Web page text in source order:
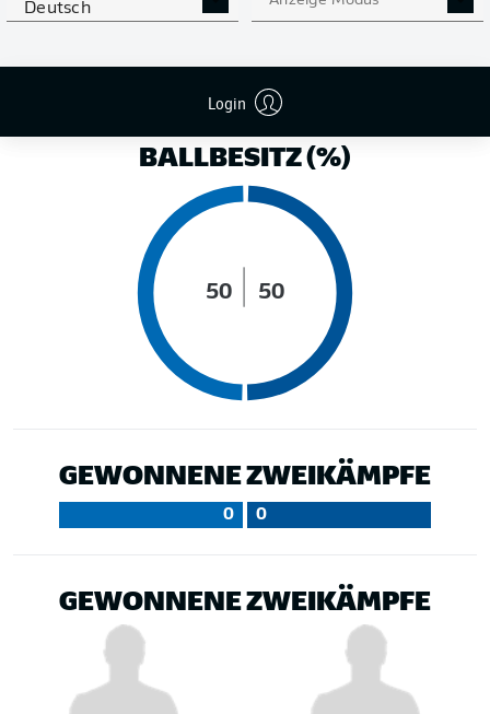
Deutsch
Login
LAUFDISTANZ (KM)
BALLBESITZ (%)
50 50
GEWONNENE ZWEIKÄMPFE
0 0
GEWONNENE ZWEIKÄMPFE